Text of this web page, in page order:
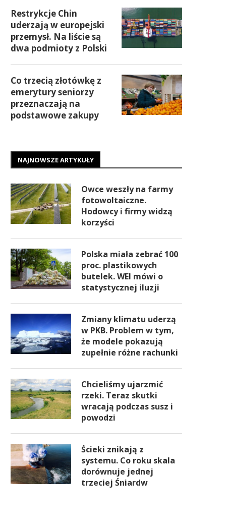
Restrykcje Chin
uderzają w europejski
przemysł. Na liście są
dwa podmioty z Polski
Co trzecią złotówkę z
emerytury seniorzy
przeznaczają na
podstawowe zakupy
NAJNOWSZE ARTYKUŁY
Owce weszły na farmy
fotowoltaiczne.
Hodowcy i firmy widzą
korzyści
Polska miała zebrać 100
proc. plastikowych
butelek. WEI mówi o
statystycznej iluzji
Zmiany klimatu uderzą
w PKB. Problem w tym,
że modele pokazują
zupełnie różne rachunki
Chcieliśmy ujarzmić
rzeki. Teraz skutki
wracają podczas susz i
powodzi
Ścieki znikają z
systemu. Co roku skala
dorównuje jednej
trzeciej Śniardw